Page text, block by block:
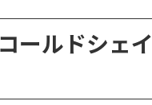
ールドシェイ